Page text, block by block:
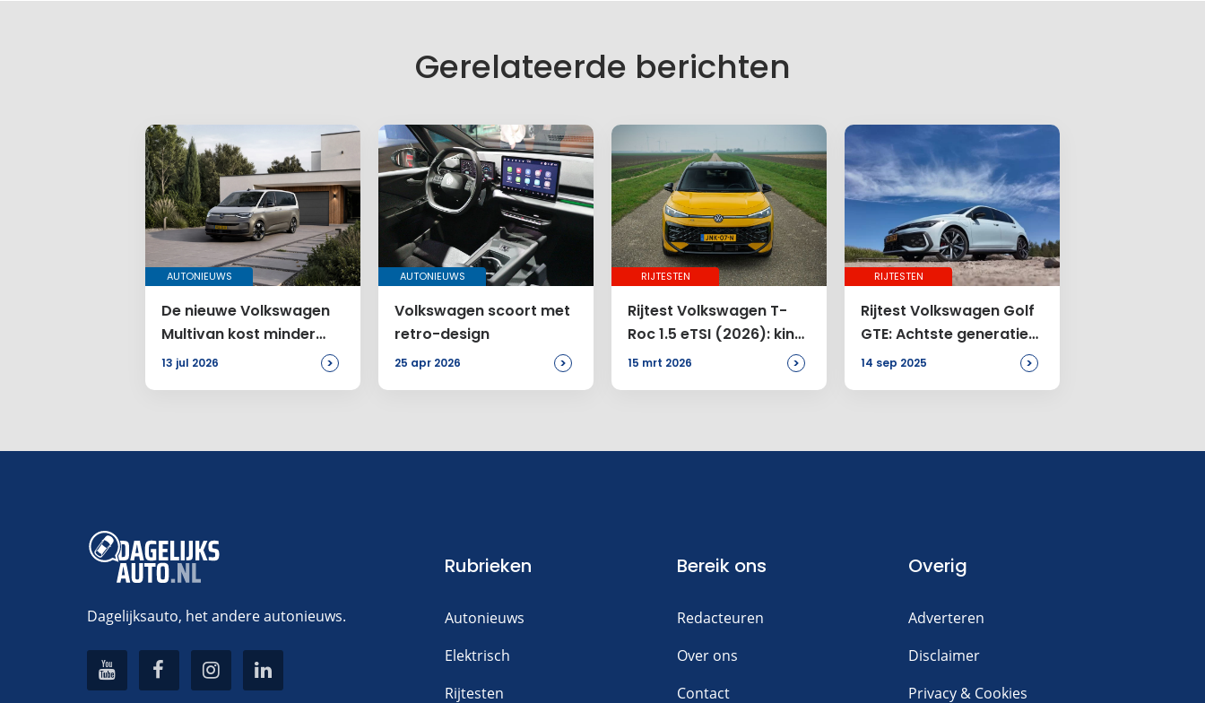
Naam *
E-mail*
Voeg een reactie toe
Gerelateerde berichten
AUTONIEUWS
De nieuwe Volkswagen
Multivan kost minder
dan €60.000
13 jul 2026 >
AUTONIEUWS
Volkswagen scoort met
retro-design
25 apr 2026 >
RIJTESTEN
Rijtest Volkswagen T-
Roc 1.5 eTSI (2026): kind
van de rekening
15 mrt 2026 >
RIJTESTEN
Rijtest Volkswagen Golf
GTE: Achtste generatie
allemansvriend
14 sep 2025 >
Dagelijksauto, het andere autonieuws.
Rubrieken
Autonieuws
Elektrisch
Rijtesten
Bereik ons
Redacteuren
Over ons
Contact
Overig
Adverteren
Disclaimer
Privacy & Cookies